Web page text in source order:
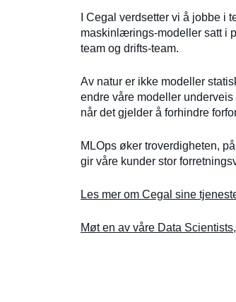
I Cegal verdsetter vi å jobbe i
maskinlærings-modeller satt i
team og drifts-team.
Av natur er ikke modeller
endre våre modeller
når det gjelder å forhindre
MLOps øker troverdigheten,
gir våre kunder stor
Les mer om Cegal sine
Møt en av våre Data